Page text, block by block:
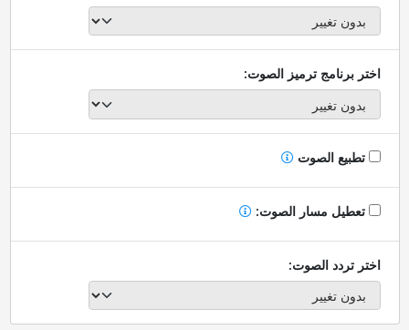
اختر برنامج ترميز الصوت:
تطبيع الصوت
تعطيل مسار الصوت:
اختر تردد الصوت: